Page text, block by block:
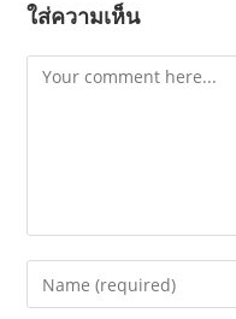
ใส่ความเห็น